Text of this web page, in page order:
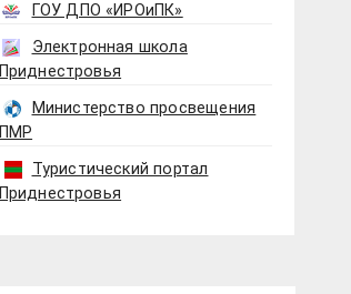
ГОУ ДПО «ИРОиПК»
Электронная школа
Приднестровья
Министерство просвещения
ПМР
Туристический портал
Приднестровья